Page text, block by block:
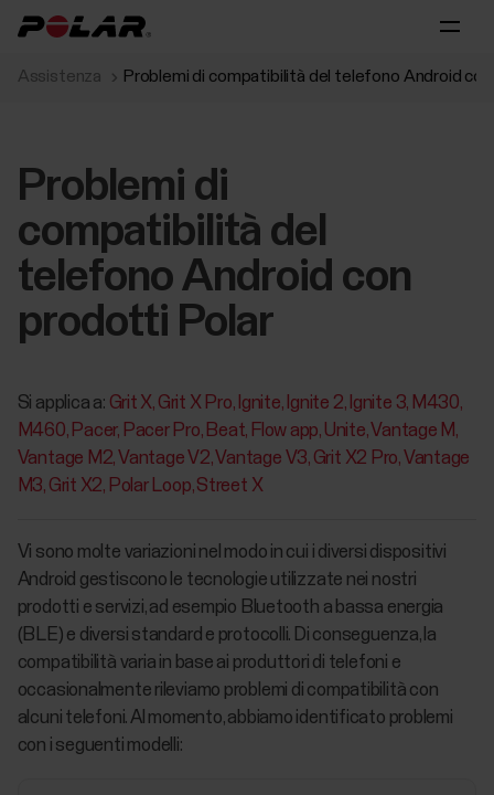
Assistenza Problemi di compatibilità del telefono Android
Problemi di
compatibilità del
telefono Android con
prodotti Polar
Si applica a: Grit X Grit X Pro Ignite Ignite 2 Ignite 3 M430
M460 Pacer Pacer Pro Beat Flow app Unite Vantage M
Vantage M2 Vantage V2 Vantage V3 Grit X2 Pro Vantage
M3 Grit X2 Polar Loop Street X
Vi sono molte variazioni nel modo in cui i diversi dispositivi
Android gestiscono le tecnologie utilizzate nei nostri
prodotti e servizi, ad esempio Bluetooth a bassa energia
(BLE) e diversi standard e protocolli. Di conseguenza, la
compatibilità varia in base ai produttori di telefoni e
occasionalmente rileviamo problemi di compatibilità con
alcuni telefoni. Al momento, abbiamo identificato problemi
con i seguenti modelli: